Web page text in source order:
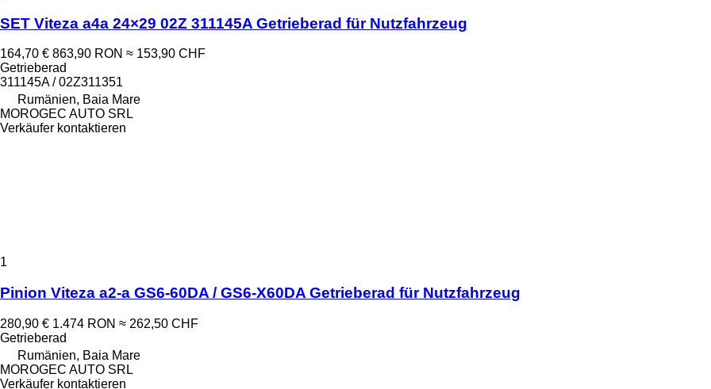
SET Viteza a4a 24×29 02Z 311145A Getrieberad für Nutzfahrzeug
164,70 € 863,90 RON ≈ 153,90 CHF
Getrieberad
311145A / 02Z311351
Rumänien, Baia Mare
MOROGEC AUTO SRL
Verkäufer kontaktieren
1
Pinion Viteza a2-a GS6-60DA / GS6-X60DA Getrieberad für Nutzfahrzeug
280,90 € 1.474 RON ≈ 262,50 CHF
Getrieberad
Rumänien, Baia Mare
MOROGEC AUTO SRL
Verkäufer kontaktieren